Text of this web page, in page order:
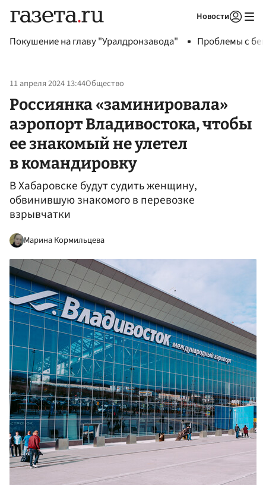
Новости
Покушение на главу "Уралдронзавода" Проблемы с
11 апреля 2024 13:44Общество
Россиянка «заминировала»
аэропорт Владивостока, чтобы
ее знакомый не улетел
в командировку
В Хабаровске будут судить женщину,
обвинившую знакомого в перевозке
взрывчатки
Марина Кормильцева